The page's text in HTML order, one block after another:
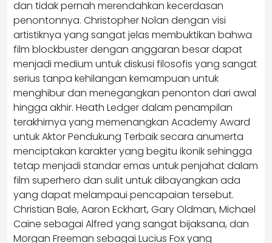
dan tidak pernah merendahkan kecerdasan
penontonnya. Christopher Nolan dengan visi
artistiknya yang sangat jelas membuktikan bahwa
film blockbuster dengan anggaran besar dapat
menjadi medium untuk diskusi filosofis yang sangat
serius tanpa kehilangan kemampuan untuk
menghibur dan menegangkan penonton dari awal
hingga akhir. Heath Ledger dalam penampilan
terakhirnya yang memenangkan Academy Award
untuk Aktor Pendukung Terbaik secara anumerta
menciptakan karakter yang begitu ikonik sehingga
tetap menjadi standar emas untuk penjahat dalam
film superhero dan sulit untuk dibayangkan ada
yang dapat melampaui pencapaian tersebut.
Christian Bale, Aaron Eckhart, Gary Oldman, Michael
Caine sebagai Alfred yang sangat bijaksana, dan
Morgan Freeman sebagai Lucius Fox yang